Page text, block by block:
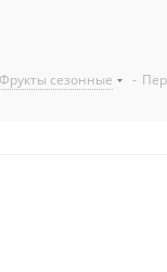
Фрукты сезонные -